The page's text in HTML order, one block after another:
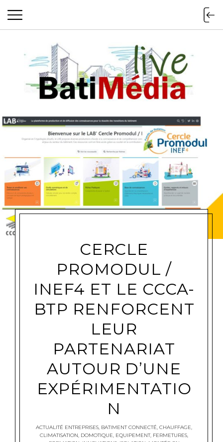
Batimedialive
CERCLE
PROMODUL /
INEF4 ET LE CCCA-
BTP RENFORCENT
LEUR
PARTENARIAT
AUTOUR D’UNE
EXPÉRIMENTATIO
N
ACTUALITÉ ENTREPRISES, BATIMENT CONNECTÉ, CHAUFFAGE,
CLIMATISATION, DOMOTIQUE, EQUIPEMENT, FERMETURES,